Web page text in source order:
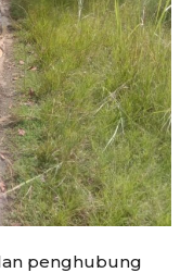
penghubung